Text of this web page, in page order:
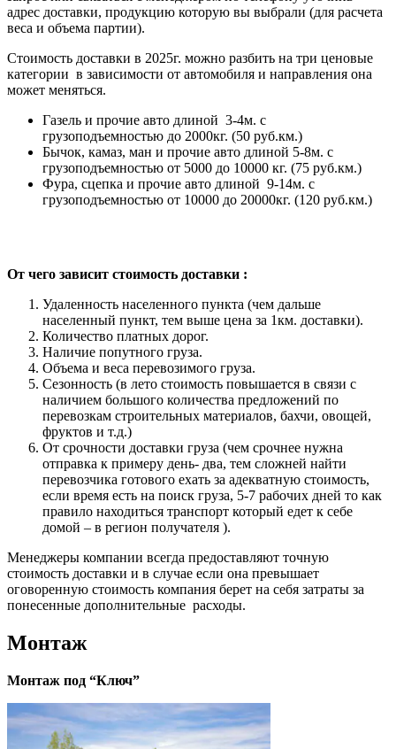
адрес доставки, продукцию которую вы выбрали (для расчета
веса и объема партии).
Стоимость доставки в 2025г. можно разбить на три ценовые
категории в зависимости от автомобиля и направления она
может меняться.
Газель и прочие авто длиной 3-4м. с
грузоподъемностью до 2000кг. (50 руб.км.)
Бычок, камаз, ман и прочие авто длиной 5-8м. с
грузоподъемностью от 5000 до 10000 кг. (75 руб.км.)
Фура, сцепка и прочие авто длиной 9-14м. с
грузоподъемностью от 10000 до 20000кг. (120 руб.км.)
От чего зависит стоимость доставки :
Удаленность населенного пункта (чем дальше
населенный пункт, тем выше цена за 1км. доставки).
Количество платных дорог.
Наличие попутного груза.
Объема и веса перевозимого груза.
Сезонность (в лето стоимость повышается в связи с
наличием большого количества предложений по
перевозкам строительных материалов, бахчи, овощей,
фруктов и т.д.)
От срочности доставки груза (чем срочнее нужна
отправка к примеру день- два, тем сложней найти
перевозчика готового ехать за адекватную стоимость,
если время есть на поиск груза, 5-7 рабочих дней то как
правило находиться транспорт который едет к себе
домой – в регион получателя ).
Менеджеры компании всегда предоставляют точную
стоимость доставки и в случае если она превышает
оговоренную стоимость компания берет на себя затраты за
понесенные дополнительные расходы.
Монтаж
Монтаж под “Ключ”